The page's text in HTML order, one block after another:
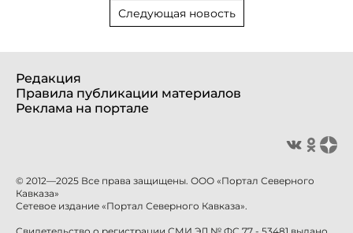
Следующая новость
Редакция
Правила публикации материалов
Реклама на портале
© 2012—2025 Все права защищены. ООО «Портал Северного
Кавказа»
Сетевое издание «Портал Северного Кавказа».